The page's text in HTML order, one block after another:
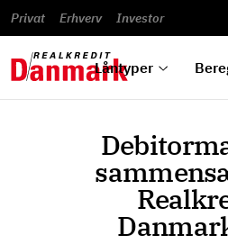
Privat Erhverv Investor
Låntyper
til bolig
Alle
låntyper
omlægning
Se alle
beregnere
Renteprognose
Bestil
kursovervågning
vilkår
Blanketter
Samarbejdspartnere
guides
hvad
vi kan
tilbyde